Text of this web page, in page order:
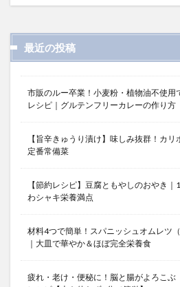
最近の投稿
市販のルー卒業！小麦粉・植物油不使用
レシピ｜グルテンフリーカレーの作り方
【旨辛きゅうり漬け】味しみ抜群！カ
定番常備菜
【節約レシピ】豆腐ともやしのおやき
わシャキ栄養満点
材料4つで簡単！スパニッシュオムレツ
｜大皿で華やか＆ほぼ完全栄養食
疲れ・老け・便秘に！脳と腸がよろこぶ